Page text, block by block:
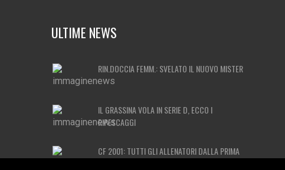
ULTIME NEWS
RIN.DOCCIA FEMM.: SVELATO IL NUOVO MISTER
IL GRASSINA VOLA IN SERIE D, ECCO I
RIPESCAGGI
CF 2001: TUTTI GLI ALLENATORI DALLA PRIMA